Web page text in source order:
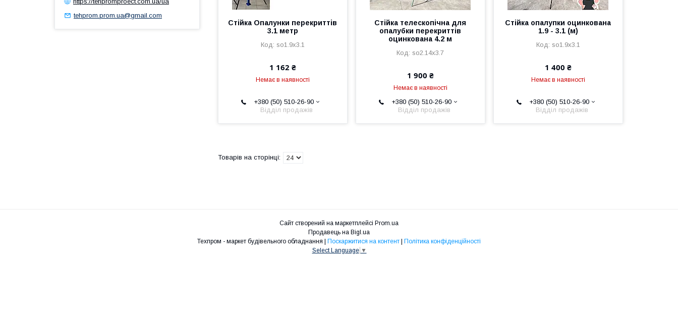
Стійка Опалунки перекриттів
3.1 метр
so1.9x3.1
1 162 ₴
Немає в наявності
+380 (50) 510-26-90
Відділ продажів
Стійка телескопічна для
опалубки перекриттів
оцинкована 4.2 м
so2.14x3.7
1 900 ₴
Немає в наявності
+380 (50) 510-26-90
Відділ продажів
Стійка опалупки оцинкована
1.9 - 3.1 (м)
so1.9х3.1
1 400 ₴
Немає в наявності
+380 (50) 510-26-90
Відділ продажів
tehprom.prom.ua@gmail.com
Сайт створений на маркетплейсі Prom.ua
Продавець на Bigl.ua
Техпром - маркет будівельного обладнання | Поскаржитися на контент | Політика конфіденційності
Select Language ▼